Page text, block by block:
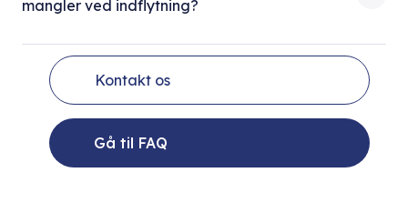
mangler ved indflytning?
Kontakt os
Gå til FAQ